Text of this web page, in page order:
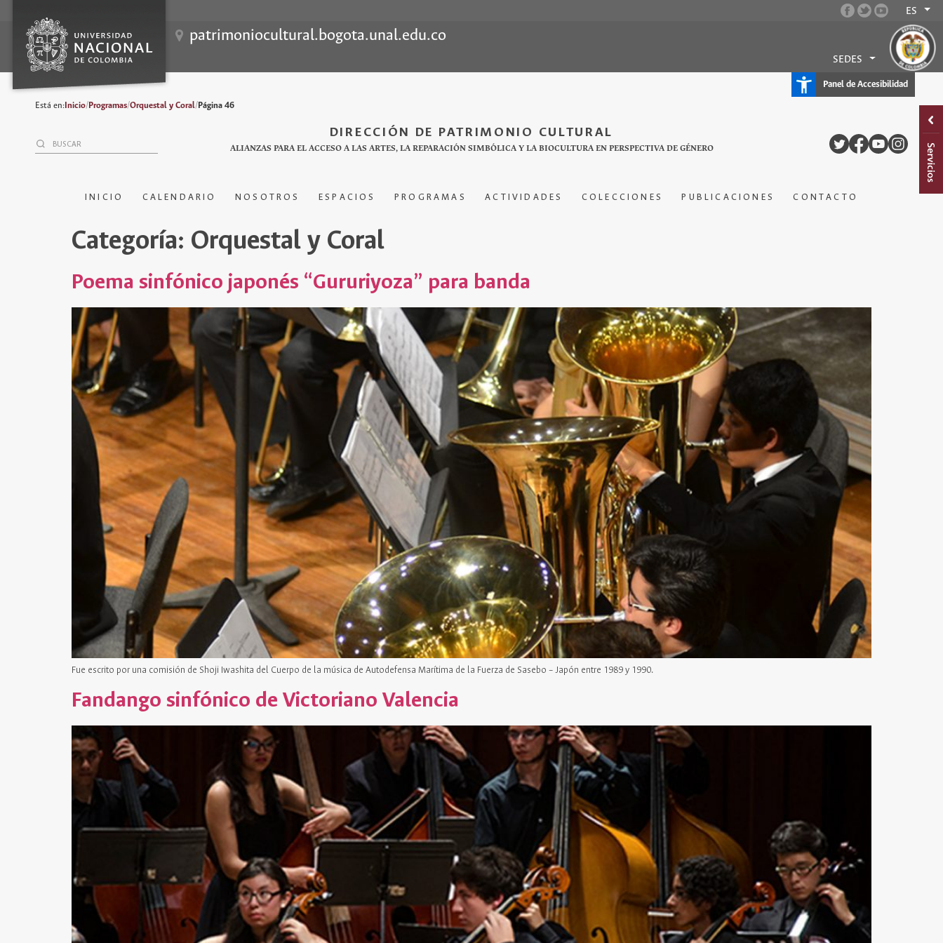
ES
patrimoniocultural.bogota.unal.edu.co
SEDES
Panel de Accesibilidad
Está en: Inicio/Programas/Orquestal y Coral/Página 46
DIRECCIÓN DE PATRIMONIO CULTURAL
ALIANZAS PARA EL ACCESO A LAS ARTES, LA REPARACIÓN SIMBÓLICA Y LA BIOCULTURA EN PERSPECTIVA DE GÉNERO
INICIO CALENDARIO NOSOTROS ESPACIOS PROGRAMAS ACTIVIDADES COLECCIONES PUBLICACIONES CONTACTO
Categoría: Orquestal y Coral
Poema sinfónico japonés “Gururiyoza” para banda
Fue escrito por una comisión de Shoji Iwashita del Cuerpo de la música de Autodefensa Marítima de la Fuerza de Sasebo – Japón entre 1989 y 1990.
Fandango sinfónico de Victoriano Valencia